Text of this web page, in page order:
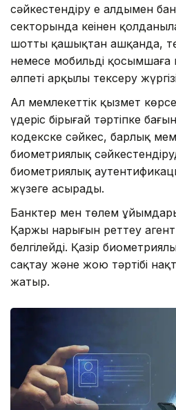
сәйкестендіру ең алдымен
секторында кеңінен
шотты қашықтан ашқанда,
немесе мобильді қосымшаға
әлпеті арқылы тексеру
Ал мемлекеттік қызмет
үдеріс бірыңғай тәртіпке
кодекске сәйкес, барлық
биометриялық
биометриялық
жүзеге асырады.
Банктер мен төлем
Қаржы нарығын реттеу
белгілейді. Қазір
сақтау және жою тәртібі
жатыр.